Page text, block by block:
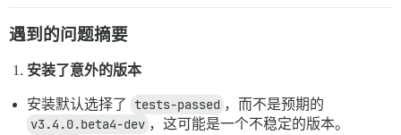
遇到的问题摘要
安装了意外的版本
安装默认选择了 tests-passed ，而不是预期的
v3.4.0.beta4-dev ，这可能是一个不稳定的版本。